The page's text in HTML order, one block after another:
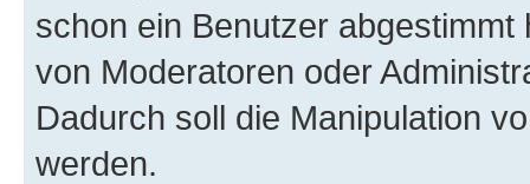
schon ein Benutzer
von Moderatoren oder
Dadurch soll die Manipulation
werden.